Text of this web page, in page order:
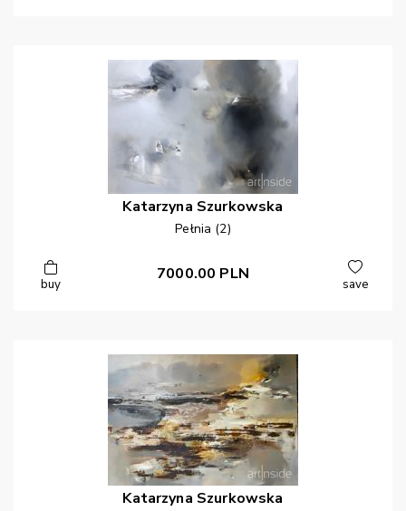
Katarzyna Szurkowska
Pełnia (2)
buy
7000.00 PLN
save
Katarzyna Szurkowska